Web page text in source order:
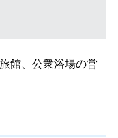
館、公衆浴場の営